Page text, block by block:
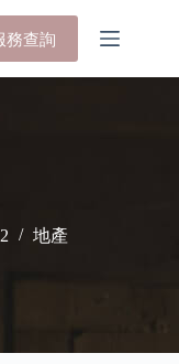
務查詢
地產